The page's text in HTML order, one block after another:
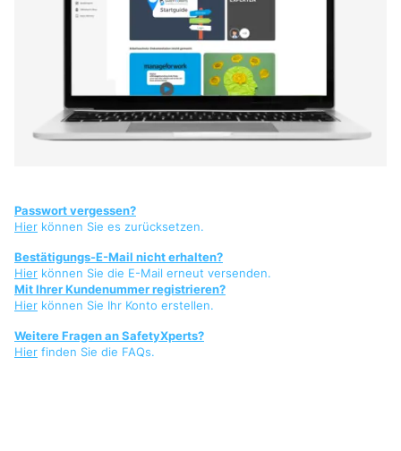
Passwort vergessen?
Hier können Sie es zurücksetzen.
Bestätigungs-E-Mail nicht erhalten?
Hier können Sie die E-Mail erneut versenden.
Mit Ihrer Kundenummer registrieren?
Hier können Sie Ihr Konto erstellen.
Weitere Fragen an SafetyXperts?
Hier finden Sie die FAQs.